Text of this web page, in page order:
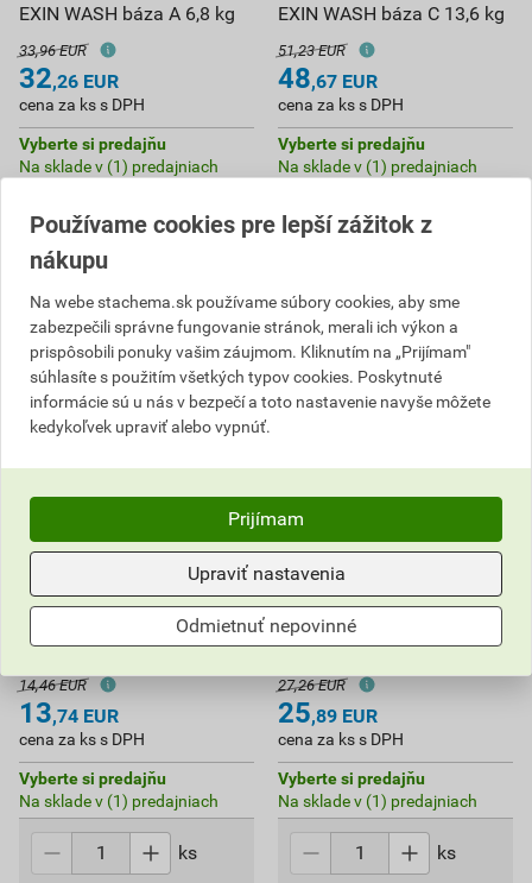
EXIN WASH báza A 6,8 kg
33,96 EUR
32,26 EUR
cena za ks s DPH
Vyberte si predajňu
Na sklade v (1) predajniach
ks
Do košíka
32,26 EUR celkom s DPH
EXIN WASH báza C 13,6 kg
51,23 EUR
48,67 EUR
cena za ks s DPH
Vyberte si predajňu
Na sklade v (1) predajniach
48,67 celkom s DPH
EXIN WASH báza C 3,4 kg
14,46 EUR
13,74 EUR
cena za ks s DPH
Vyberte si predajňu
Na sklade v (1) predajniach
ks
EXIN WASH báza C 6,8 kg
27,26 EUR
25,89 EUR
cena za ks s DPH
Vyberte si predajňu
Na sklade v (1) predajniach
ks
Používame cookies pre lepší zážitok z
nákupu
Na webe stachema.sk používame súbory cookies, aby sme
zabezpečili správne fungovanie stránok, merali ich výkon a
prispôsobili ponuky vašim záujmom. Kliknutím na „Prijímam"
súhlasíte s použitím všetkých typov cookies. Poskytnuté
informácie sú u nás v bezpečí a toto nastavenie navyše môžete
kedykoľvek upraviť alebo vypnúť.
Prijímam
Upraviť nastavenia
Odmietnuť nepovinné